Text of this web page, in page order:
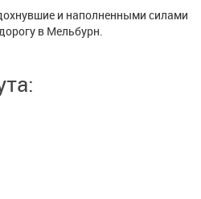
и наполненными силами
в Мельбурн.